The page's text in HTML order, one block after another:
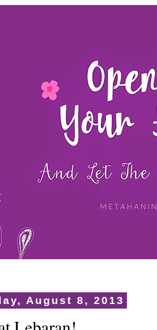
August 8, 2013